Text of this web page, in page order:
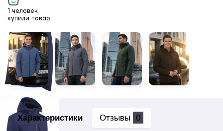
1 человек
купили товар
Характеристики Отзывы 0